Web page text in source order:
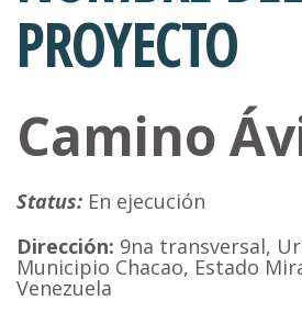
PROYECTO
Camino
Status: En ejecución
Dirección: 9na transversal,
Municipio Chacao, Estado
Venezuela